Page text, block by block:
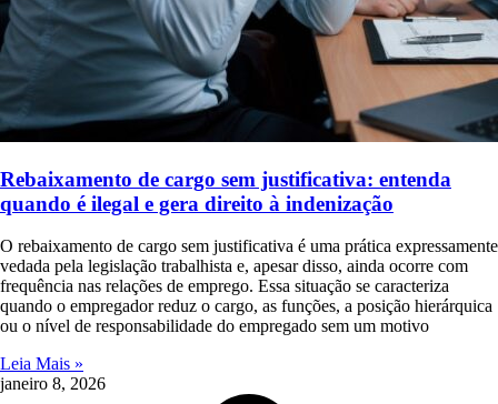
Rebaixamento de cargo sem justificativa: entenda
quando é ilegal e gera direito à indenização
O rebaixamento de cargo sem justificativa é uma prática expressamente
vedada pela legislação trabalhista e, apesar disso, ainda ocorre com
frequência nas relações de emprego. Essa situação se caracteriza
quando o empregador reduz o cargo, as funções, a posição hierárquica
ou o nível de responsabilidade do empregado sem um motivo
Leia Mais »
janeiro 8, 2026